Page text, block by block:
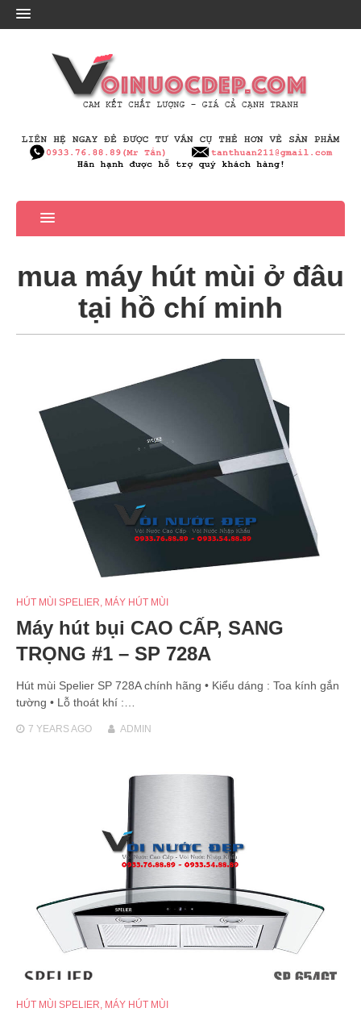
mua máy hút mùi ở đâu
tại hồ chí minh
HÚT MÙI SPELIER MÁY HÚT MÙI
Máy hút bụi CAO CẤP, SANG
TRỌNG #1 – SP 728A
Hút mùi Spelier SP 728A chính hãng • Kiểu dáng : Toa kính gắn
tường • Lỗ thoát khí :…
7 YEARSAGO ADMIN
HÚT MÙI SPELIER, MÁY HÚT MÙI